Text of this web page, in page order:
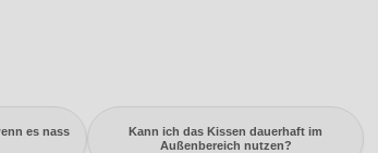
es nass
Kann ich das Kissen dauerhaft im
Außenbereich nutzen?